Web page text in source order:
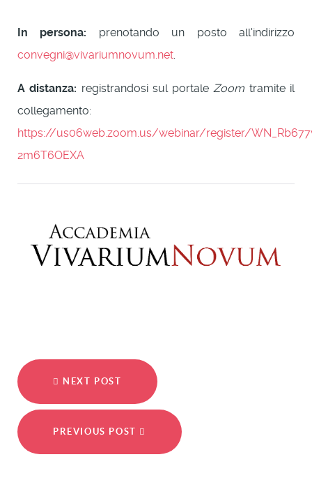
In persona: prenotando un posto all'indirizzo
convegni@vivariumnovum.net.
A distanza: registrandosi sul portaleZoom tramite il
collegamento:
https://us06web.zoom.us/webinar/register/
2m6T6OEXA
NEXT POST
PREVIOUS POST